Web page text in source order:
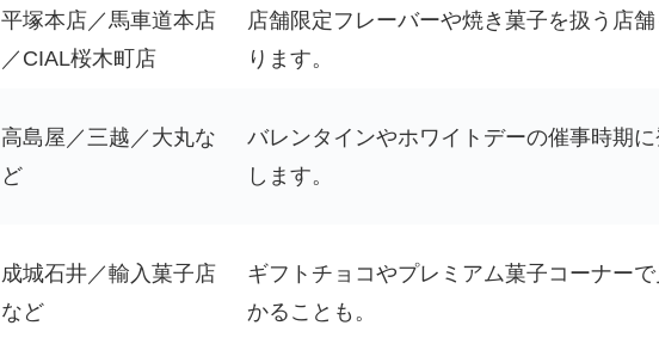
平塚本店／馬車道本店
／CIAL桜木町店
店舗限定フレーバーや焼き菓子を扱う店
ります。
高島屋／三越／大丸な
ど
バレンタインやホワイトデーの催事時期
します。
成城石井／輸入菓子店
など
ギフトチョコやプレミアム菓子コーナー
かることも。